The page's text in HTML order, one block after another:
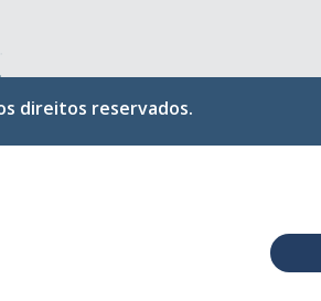
direitos reservados.